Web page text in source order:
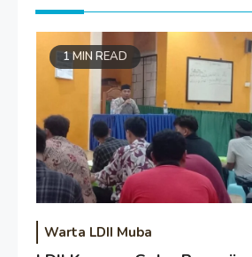
1 MIN READ
Warta LDII Muba